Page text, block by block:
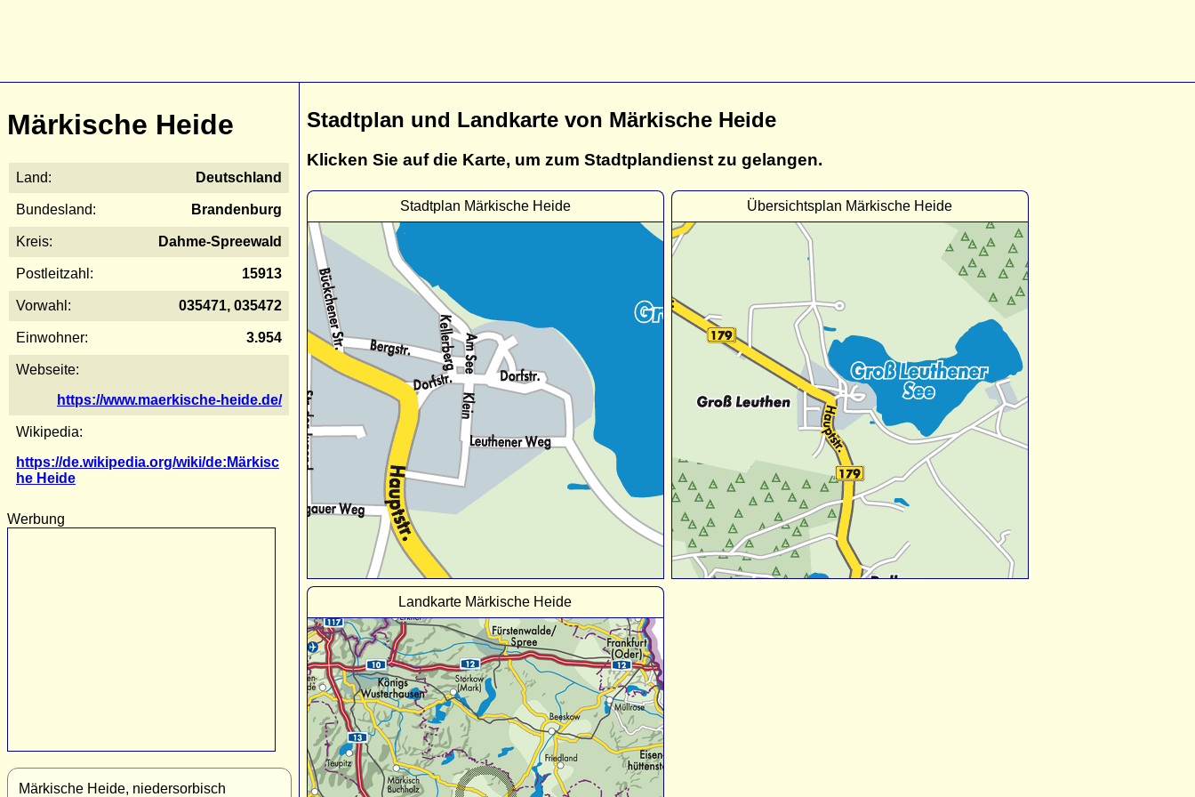
Märkische Heide
Land: Deutschland
Bundesland: Brandenburg
Kreis: Dahme-Spreewald
Postleitzahl: 15913
Vorwahl: 035471, 035472
Einwohner: 3.954
Webseite:
https://www.maerkische-heide.de/
Wikipedia:
https://de.wikipedia.org/wiki/de:Märkisc
he Heide
Werbung
Märkische Heide, niedersorbisch
Stadtplan und Landkarte von Märkische Heide
Klicken Sie auf die Karte, um zum Stadtplandienst zu gelangen.
Stadtplan Märkische Heide Übersichtsplan Märkische Heide
Landkarte Märkische Heide